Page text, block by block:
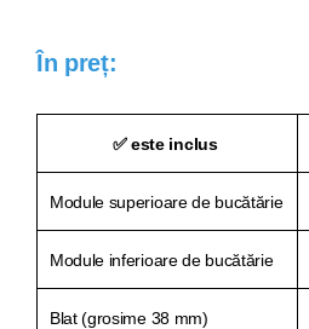
În preț:
✅ este inclus
Module superioare de bucătărie
Module inferioare de bucătărie
Blat (grosime 38 mm)